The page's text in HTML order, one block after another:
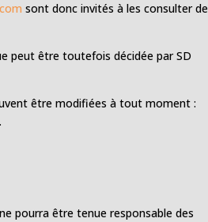
sont donc invités à les consulter de
peut être toutefois décidée par SD
être modifiées à tout moment :
pourra être tenue responsable des